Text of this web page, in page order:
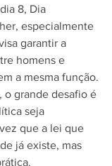
8, Dia
especialmente
garantir a
homens e
a mesma função.
o grande desafio é
seja
que a lei que
já existe, mas